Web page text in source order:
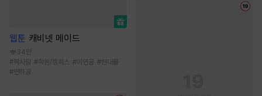
웹툰 캐비넷 메이드
34만
#짝사랑 #학원/캠퍼스 #미인공 #현대물
#연하공